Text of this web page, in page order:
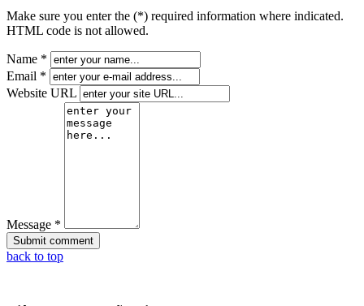
Make sure you enter the (*) required information where indicated.
HTML code is not allowed.
Name *
Email *
Website URL
Message *
back to top